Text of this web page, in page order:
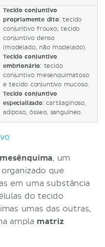
Tecido conjuntivo
propriamente dito: tecido
conjuntivo frouxo; tecido
conjuntivo denso
(modelado, não modelado).
Tecido conjuntivo
embrionário: tecido
conjuntivo mesenquimatoso
e tecido conjuntivo mucoso.
Tecido conjuntivo
especializado: cartilaginoso,
adiposo, ósseo, sanguíneo.
mesênquima, um
que
em uma substância
do tecido
umas das outras,
ampla matriz